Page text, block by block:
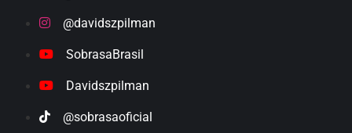
@davidszpilman
SobrasaBrasil
Davidszpilman
@sobrasaoficial